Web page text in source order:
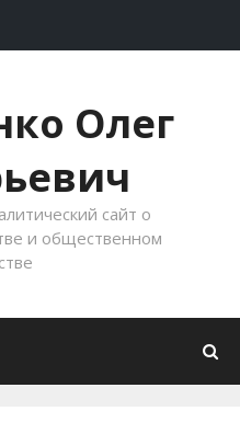
Олег
сайт о
и общественном